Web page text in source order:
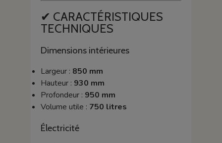
✔ CARACTÉRISTIQUES
TECHNIQUES
Dimensions intérieures
Largeur : 850 mm
Hauteur : 930 mm
Profondeur : 950 mm
Volume utile : 750 litres
Électricité